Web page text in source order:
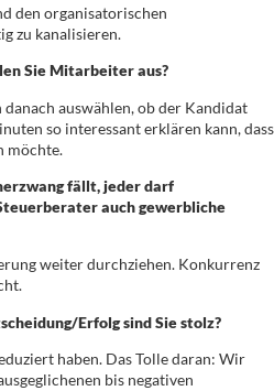
den organisatorischen
zu kanalisieren.
Sie Mitarbeiter aus?
auswählen, ob der Kandidat
so interessant erklären kann, dass
möchte.
fällt, jeder darf
auch gewerbliche
weiter durchziehen. Konkurrenz
Erfolg sind Sie stolz?
haben. Das Tolle daran: Wir
bis negativen